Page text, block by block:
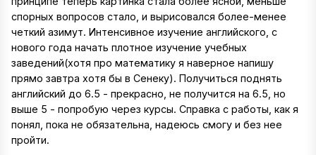
спорных вопросов стало, и вырисовался более-менее
четкий азимут. Интенсивное изучение английского, с
нового года начать плотное изучение учебных
заведений(хотя про математику я наверное напишу
прямо завтра хотя бы в Сенеку). Получиться поднять
английский до 6.5 - прекрасно, не получится на 6.5, но
выше 5 - попробую через курсы. Справка с работы, как я
понял, пока не обязательна, надеюсь смогу и без нее
пройти.